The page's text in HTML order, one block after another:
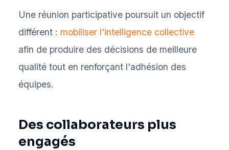
Une réunion participative poursuit un objectif
différent : mobiliser l'intelligence collective
afin de produire des décisions de meilleure
qualité tout en renforçant l'adhésion des
équipes.
Des collaborateurs plus
engagés